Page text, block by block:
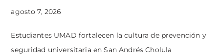
agosto 7, 2026
Estudiantes UMAD fortalecen la cultura de prevención y
seguridad universitaria en San Andrés Cholula